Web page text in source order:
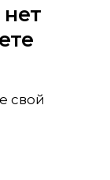
свой